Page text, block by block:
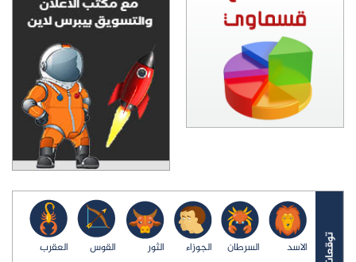
الاسد السرطان الجوزاء الثور القوس العقرب